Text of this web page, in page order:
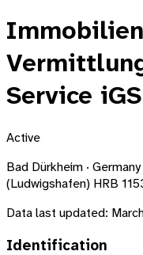
Service
Active
Bad Dürkheim ·
(Ludwigshafen) HRB
Data last updated:
Identification